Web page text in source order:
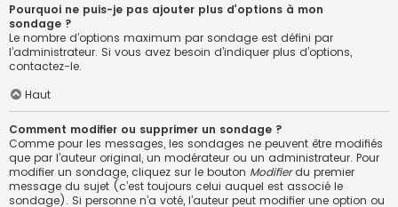
Pourquoi ne puis-je pas ajouter plus d’options à mon
sondage ?
Le nombre d’options maximum par sondage est défini par
l’administrateur. Si vous avez besoin d’indiquer plus d’options,
contactez-le.
Haut
Comment modifier ou supprimer un sondage ?
Comme pour les messages, les sondages ne peuvent être modifiés
que par l’auteur original, un modérateur ou un administrateur. Pour
modifier un sondage, cliquez sur le bouton Modifierdu premier
message du sujet (c’est toujours celui auquel est associé le
sondage). Si personne n’a voté, l’auteur peut modifier une option ou